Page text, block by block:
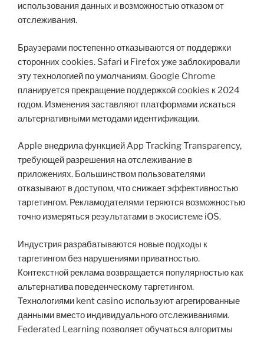
использования данных и возможностью отказом от
отслеживания.
Браузерами постепенно отказываются от поддержки
сторонних cookies. Safari и Firefox уже заблокировали
эту технологией по умолчаниям. Google Chrome
планируется прекращение поддержкой cookies к 2024
годом. Изменения заставляют платформами искаться
альтернативными методами идентификации.
Apple внедрила функцией App Tracking Transparency,
требующей разрешения на отслеживание в
приложениях. Большинством пользователями
отказывают в доступом, что снижает эффективностью
таргетингом. Рекламодателями теряются возможностью
точно измеряться результатами в экосистеме iOS.
Индустрия разрабатываются новые подходы к
таргетингом без нарушениями приватностью.
Контекстной реклама возвращается популярностью как
альтернатива поведенческому таргетингом.
Технологиями kent casino используют агрегированные
данными вместо индивидуального отслеживаниями.
Federated Learning позволяет обучаться алгоритмы